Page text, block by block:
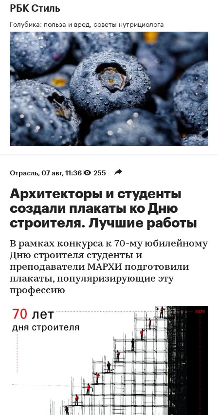
РБК Стиль
Голубика: польза и вред, советы нутрициолога
Отрасль 07 авг, 11:36 255
Архитекторы и студенты
создали плакаты ко Дню
строителя. Лучшие работы
В рамках конкурса к 70-му юбилейному
Дню строителя студенты и
преподаватели МАРХИ подготовили
плакаты, популяризирующие эту
профессию